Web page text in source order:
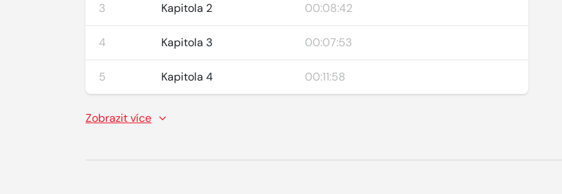
3 Kapitola 2 00:08:42
4 Kapitola 3 00:07:53
5 Kapitola 4 00:11:58
Zobrazit více